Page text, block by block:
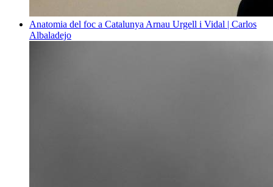
Anatomia del foc a Catalunya Arnau Urgell i Vidal | Carlos
Albaladejo